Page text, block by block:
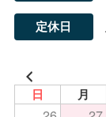
定休日
日 月